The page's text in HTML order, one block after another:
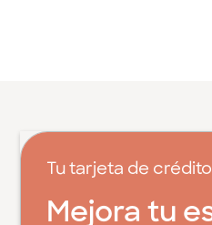
Tu tarjeta de
Mejora tu